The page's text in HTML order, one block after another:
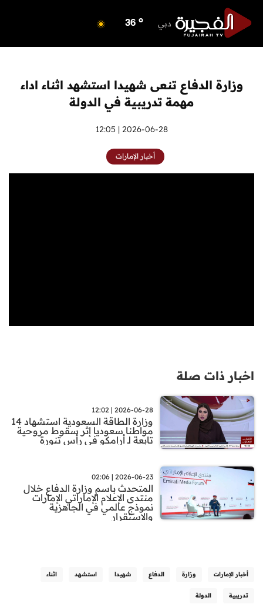
دبي 36 o
عجمان 34 o
أم القيوين o
راس الخيمة 34 o
الفجيرة 32
وزارة الدفاع تنعى شهيدا استشهد اثناء اداء
مهمة تدريبية في الدولة
2026-06-28 | 12:05
أخبار الإمارات
اخبار ذات صلة
2026-06-28 | 12:02
وزارة الطاقة السعودية استشهاد 14
مواطنا سعوديا إثر سقوط مروحية
تابعة لـ أرامكو في رأس تنورة
2026-06-23 | 02:06
المتحدث باسم وزارة الدفاع خلال
منتدى الإعلام الإماراتي الإمارات
نموذج عالمي في الجاهزية
والاستقرار
أخبار الإمارات وزارة الدفاع شهيدا استشهد اثناء
تدريبية الدولة